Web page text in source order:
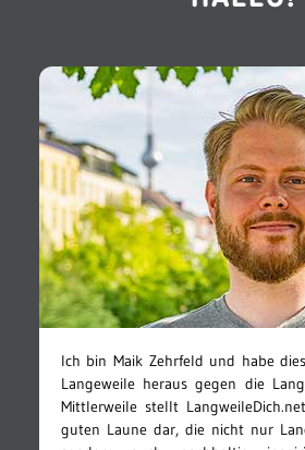
Ich bin Maik Zehrfeld und habe
Langeweile heraus gegen die
Mittlerweile stellt
guten Laune dar, die nicht nur